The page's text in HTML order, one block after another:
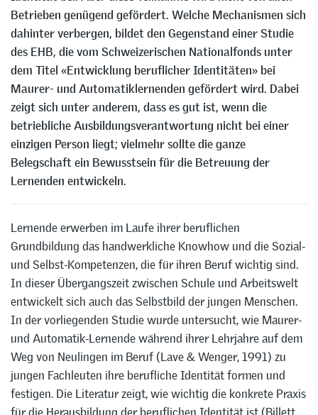
Betrieben genügend gefördert. Welche Mechanismen sich
dahinter verbergen, bildet den Gegenstand einer Studie
des EHB, die vom Schweizerischen Nationalfonds unter
dem Titel «Entwicklung beruflicher Identitäten» bei
Maurer- und Automatiklernenden gefördert wird. Dabei
zeigt sich unter anderem, dass es gut ist, wenn die
betriebliche Ausbildungsverantwortung nicht bei einer
einzigen Person liegt; vielmehr sollte die ganze
Belegschaft ein Bewusstsein für die Betreuung der
Lernenden entwickeln.
Lernende erwerben im Laufe ihrer beruflichen
Grundbildung das handwerkliche Knowhow und die Sozial-
und Selbst-Kompetenzen, die für ihren Beruf wichtig sind.
In dieser Übergangszeit zwischen Schule und Arbeitswelt
entwickelt sich auch das Selbstbild der jungen Menschen.
In der vorliegenden Studie wurde untersucht, wie Maurer-
und Automatik-Lernende während ihrer Lehrjahre auf dem
Weg von Neulingen im Beruf (Lave & Wenger, 1991) zu
jungen Fachleuten ihre berufliche Identität formen und
festigen. Die Literatur zeigt, wie wichtig die konkrete Praxis